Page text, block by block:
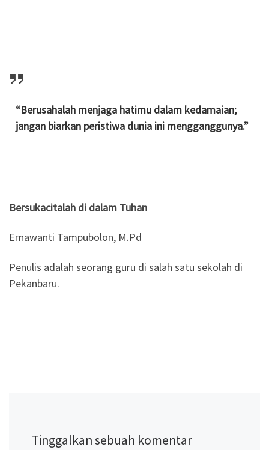
“Berusahalah menjaga hatimu dalam kedamaian;
jangan biarkan peristiwa dunia ini mengganggunya.”
Bersukacitalah di dalam Tuhan
Ernawanti Tampubolon, M.Pd
Penulis adalah seorang guru di salah satu sekolah di
Pekanbaru.
Tinggalkan sebuah komentar